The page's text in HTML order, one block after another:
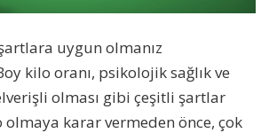
uygun olmanız
kilo oranı, psikolojik sağlık ve
olması gibi çeşitli şartlar
olmaya karar vermeden önce, çok